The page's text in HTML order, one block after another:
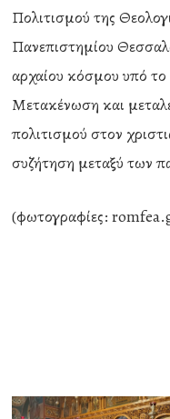
Πολιτισμού της
Πανεπιστημίου
αρχαίου κόσμου υπό
Μετακένωση και
πολιτισμού στον
συζήτηση μεταξύ των
(φωτογραφίες: